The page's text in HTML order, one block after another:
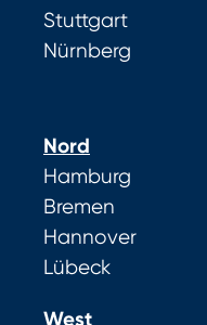
Stuttgart
Nürnberg
Nord
Hamburg
Bremen
Hannover
Lübeck
West